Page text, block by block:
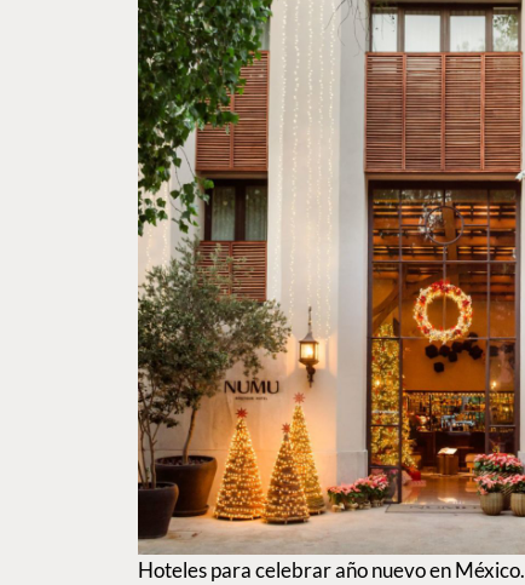
Hoteles para celebrar año nuevo en